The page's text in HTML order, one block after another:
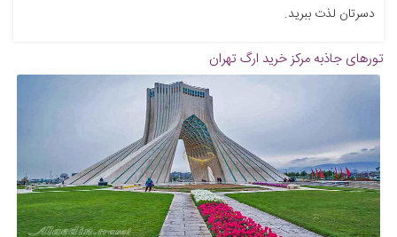
دسرتان لذت ببرید.
تورهای جاذبه مرکز خرید ارگ تهران